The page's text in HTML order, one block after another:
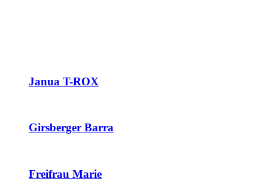
Janua T-ROX
Girsberger Barra
Freifrau Marie